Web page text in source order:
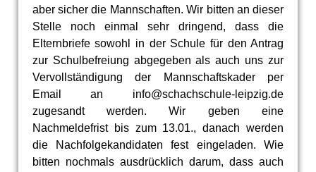
aber sicher die Mannschaften. Wir bitten an dieser
Stelle noch einmal sehr dringend, dass die
Elternbriefe sowohl in der Schule für den Antrag
zur Schulbefreiung abgegeben als auch uns zur
Vervollständigung der Mannschaftskader per
Email an info@schachschule-leipzig.de
zugesandt werden. Wir geben eine
Nachmeldefrist bis zum 13.01., danach werden
die Nachfolgekandidaten fest eingeladen. Wie
bitten nochmals ausdrücklich darum, dass auch